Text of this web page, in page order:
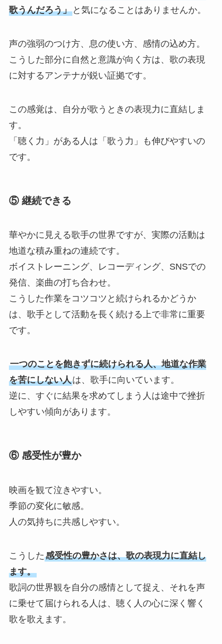
歌うんだろう」と気になることはありませんか。
声の強弱のつけ方、息の使い方、感情の込め方。
こうした部分に自然と意識が向く方は、歌の表現
に対するアンテナが鋭い証拠です。
この感覚は、自分が歌うときの表現力に直結しま
す。
「聴く力」がある人は「歌う力」も伸びやすいの
です。
⑤ 継続できる
華やかに見える歌手の世界ですが、実際の活動は
地道な積み重ねの連続です。
ボイストレーニング、レコーディング、SNSでの
発信、楽曲の打ち合わせ。
こうした作業をコツコツと続けられるかどうか
は、歌手として活動を長く続ける上で非常に重要
です。
一つのことを飽きずに続けられる人、地道な作業
を苦にしない人は、歌手に向いています。
逆に、すぐに結果を求めてしまう人は途中で挫折
しやすい傾向があります。
⑥ 感受性が豊か
映画を観て泣きやすい。
季節の変化に敏感。
人の気持ちに共感しやすい。
こうした感受性の豊かさは、歌の表現力に直結し
ます。
歌詞の世界観を自分の感情として捉え、それを声
に乗せて届けられる人は、聴く人の心に深く響く
歌を歌えます。